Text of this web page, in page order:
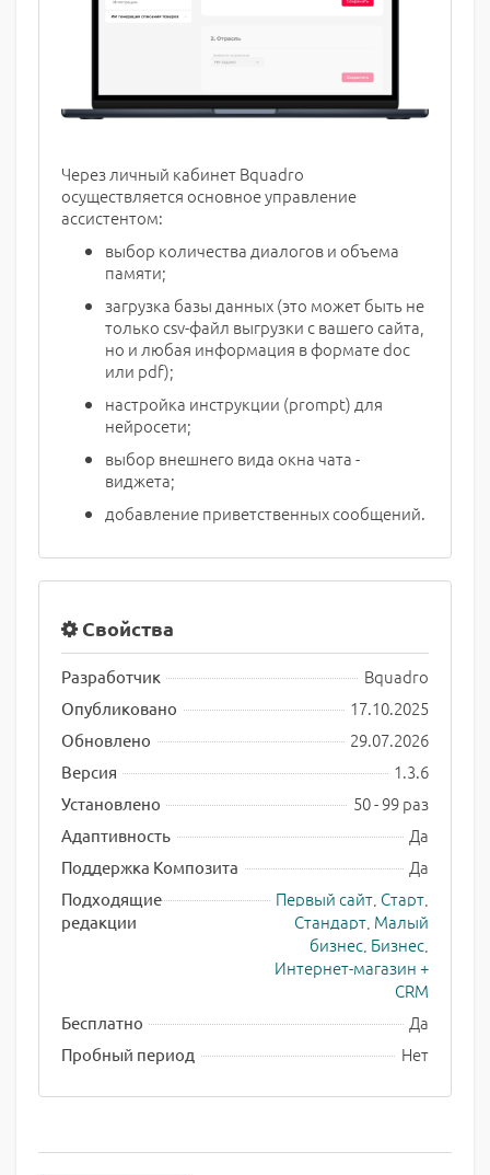
Через личный кабинет Bquadro
осуществляется основное управление
ассистентом:
выбор количества диалогов и объема
памяти;
загрузка базы данных (это может быть не
только csv-файл выгрузки с вашего сайта,
но и любая информация в формате doc
или pdf);
настройка инструкции (prompt) для
нейросети;
выбор внешнего вида окна чата -
виджета;
добавление приветственных сообщений.
Свойства
Разработчик Bquadro
Опубликовано 17.10.2025
Обновлено 29.07.2026
Версия 1.3.6
Установлено 50 - 99 раз
Адаптивность Да
Поддержка Композита Да
Подходящие
редакции
Первый сайт Старт
Стандарт Малый
бизнес Бизнес
Интернет-магазин +
CRM
Бесплатно Да
Пробный период Нет